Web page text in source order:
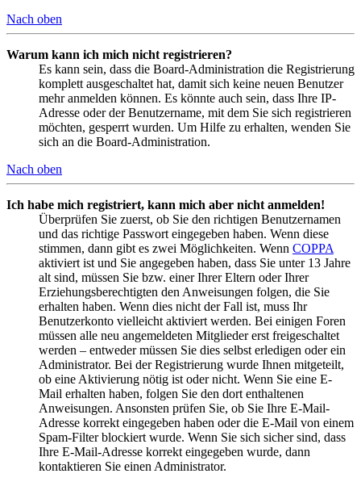
Nach oben
Warum kann ich mich nicht registrieren?
Es kann sein, dass die Board-Administration die Registrierung
komplett ausgeschaltet hat, damit sich keine neuen Benutzer
mehr anmelden können. Es könnte auch sein, dass Ihre IP-
Adresse oder der Benutzername, mit dem Sie sich registrieren
möchten, gesperrt wurden. Um Hilfe zu erhalten, wenden Sie
sich an die Board-Administration.
Nach oben
Ich habe mich registriert, kann mich aber nicht anmelden!
Überprüfen Sie zuerst, ob Sie den richtigen Benutzernamen
und das richtige Passwort eingegeben haben. Wenn diese
stimmen, dann gibt es zwei Möglichkeiten. Wenn COPPA
aktiviert ist und Sie angegeben haben, dass Sie unter 13 Jahre
alt sind, müssen Sie bzw. einer Ihrer Eltern oder Ihrer
Erziehungsberechtigten den Anweisungen folgen, die Sie
erhalten haben. Wenn dies nicht der Fall ist, muss Ihr
Benutzerkonto vielleicht aktiviert werden. Bei einigen Foren
müssen alle neu angemeldeten Mitglieder erst freigeschaltet
werden – entweder müssen Sie dies selbst erledigen oder ein
Administrator. Bei der Registrierung wurde Ihnen mitgeteilt,
ob eine Aktivierung nötig ist oder nicht. Wenn Sie eine E-
Mail erhalten haben, folgen Sie den dort enthaltenen
Anweisungen. Ansonsten prüfen Sie, ob Sie Ihre E-Mail-
Adresse korrekt eingegeben haben oder die E-Mail von einem
Spam-Filter blockiert wurde. Wenn Sie sich sicher sind, dass
Ihre E-Mail-Adresse korrekt eingegeben wurde, dann
kontaktieren Sie einen Administrator.